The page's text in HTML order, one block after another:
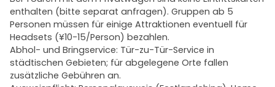
enthalten (bitte separat anfragen). Gruppen ab 5
Personen müssen für einige Attraktionen eventuell für
Headsets (¥10-15/Person) bezahlen.
Abhol- und Bringservice: Tür-zu-Tür-Service in
städtischen Gebieten; für abgelegene Orte fallen
zusätzliche Gebühren an.